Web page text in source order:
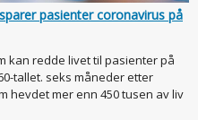
pasienter coronavirus på
kan redde livet til pasienter på
tallet. seks måneder etter
hevdet mer enn 450 tusen av liv